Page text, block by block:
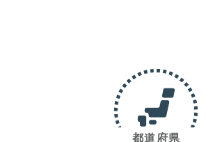
都道府県